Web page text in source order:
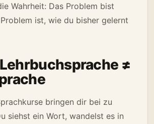
Wahrheit: Das Problem bist
ist, wie du bisher gelernt
≠
bringen dir bei zu
siehst ein Wort, wandelst es in